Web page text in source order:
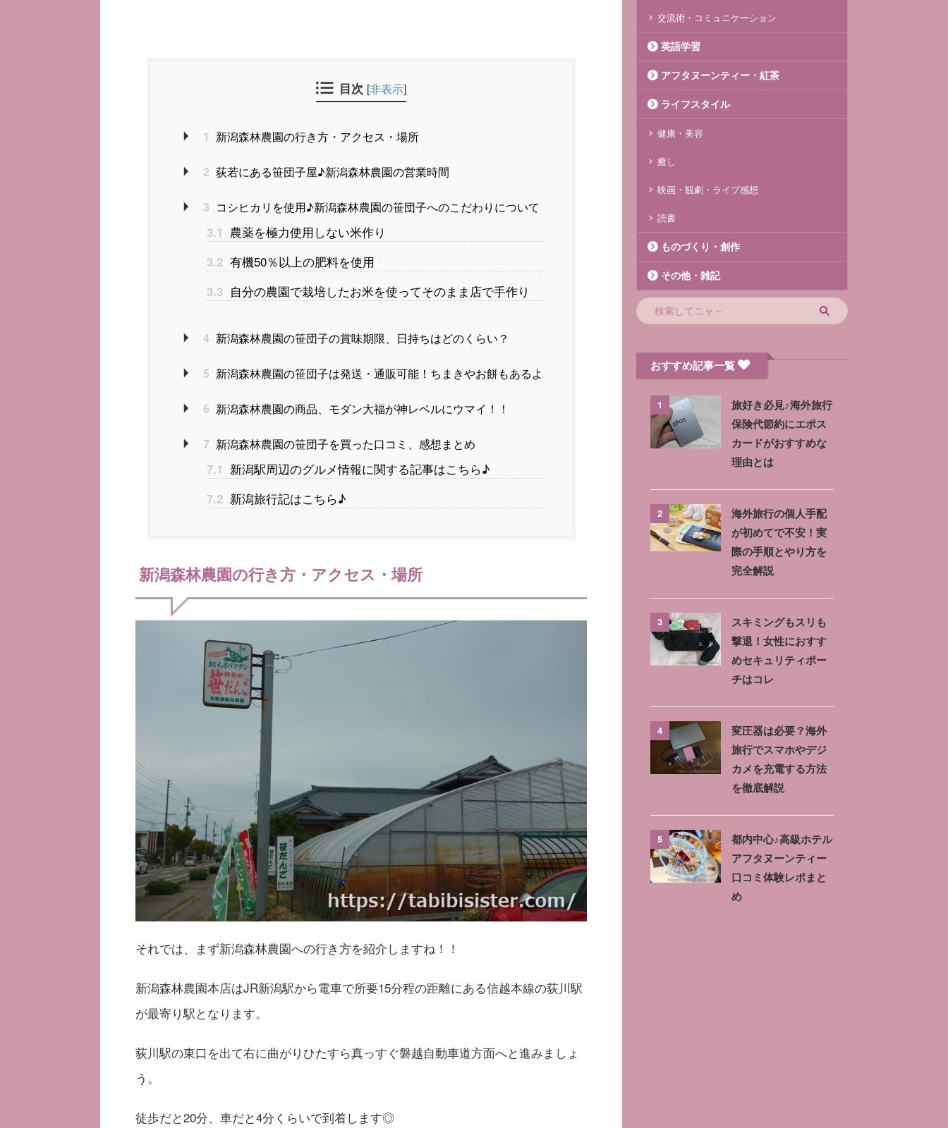
目次 [非表示]
1 新潟森林農園の行き方・アクセス・場所
2 荻若にある笹団子屋♪新潟森林農園の営業時間
3 コシヒカリを使用♪新潟森林農園の笹団子へのこだわりについて
3.1 農薬を極力使用しない米作り
3.2 有機50％以上の肥料を使用
3.3 自分の農園で栽培したお米を使ってそのまま店で手作り
4 新潟森林農園の笹団子の賞味期限、日持ちはどのくらい？
5 新潟森林農園の笹団子は発送・通販可能！ちまきやお餅もあるよ
6 新潟森林農園の商品、モダン大福が神レベルにウマイ！！
7 新潟森林農園の笹団子を買った口コミ、感想まとめ
7.1 新潟駅周辺のグルメ情報に関する記事はこちら♪
7.2 新潟旅行記はこちら♪
新潟森林農園の行き方・アクセス・場所
それでは、まず新潟森林農園への行き方を紹介しますね！！
新潟森林農園本店はJR新潟駅から電車で所要15分程の距離にある信越本線の荻川駅
が最寄り駅となります。
荻川駅の東口を出て右に曲がりひたすら真っすぐ磐越自動車道方面へと進みましょ
う。
徒歩だと20分、車だと4分くらいで到着します◎
交流術・コミュニケーション
英語学習
アフタヌーンティー・紅茶
ライフスタイル
健康・美容
癒し
映画・観劇・ライブ感想
読書
ものづくり・創作
その他・雑記
おすすめ記事一覧
1
旅好き必見♪海外旅行
保険代節約にエポス
カードがおすすめな
理由とは
2
海外旅行の個人手配
が初めてで不安！実
際の手順とやり方を
完全解説
3
スキミングもスリも
撃退！女性におすす
めセキュリティポー
チはコレ
4
変圧器は必要？海外
旅行でスマホやデジ
カメを充電する方法
を徹底解説
5
都内中心♪高級ホテル
アフタヌーンティー
口コミ体験レポまと
め